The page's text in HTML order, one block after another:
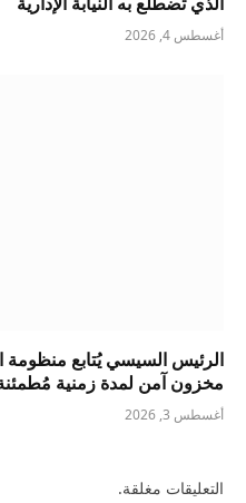
أغسطس 4, 2026
الرئيس السيسي يُتابع منظومة
مخزون آمن لمدة زمنية
أغسطس 3, 2026
التعليقات مغلقة.